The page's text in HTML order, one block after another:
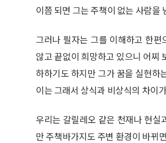
이쯤 되면 그는 주책이 없는 사람을
그러나 필자는 그를 이해하고 한
않고 끝없이 희망하고 있으니 어찌
하하기도 하지만 그가 꿈을 실현하
이는 그래서 상식과 비상식의 차이
우리는 갈릴레오 같은 천재나 현실
만 주책바가지도 주변 환경이 바뀌